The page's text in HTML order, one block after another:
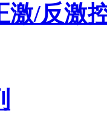
激/反激